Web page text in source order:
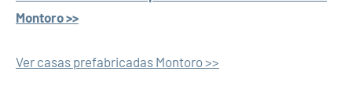
Montoro >>
Ver casas prefabricadas Montoro >>